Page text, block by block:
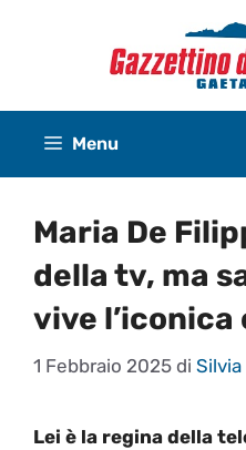
Menu
Maria De
della tv, ma
vive
1 Febbraio 2025 di
Lei è la regina della